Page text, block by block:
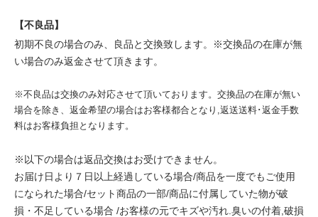
【不良品】
初期不良の場合のみ、良品と交換致します。※交換品の在庫が無
い場合のみ返金させて頂きます。
※不良品は交換のみ対応させて頂いております。交換品の在庫が無い
場合を除き、返金希望の場合はお客様都合となり,返送送料･返金手数
料はお客様負担となります。
※以下の場合は返品交換はお受けできません。
お届け日より７日以上経過している場合/商品を一度でもご使用
になられた場合/セット商品の一部/商品に付属していた物が破
損・不足している場合 /お客様の元でキズや汚れ.臭いの付着,破損